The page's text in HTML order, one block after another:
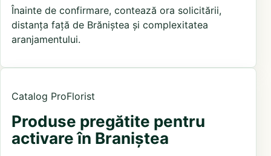
Înainte de confirmare, contează ora solicitării,
distanța față de Brăniștea și complexitatea
aranjamentului.
Catalog ProFlorist
Produse pregătite pentru
activare în Braniștea